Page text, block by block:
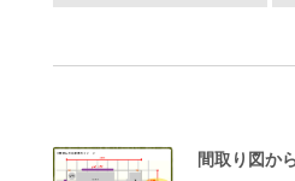
間取り図か